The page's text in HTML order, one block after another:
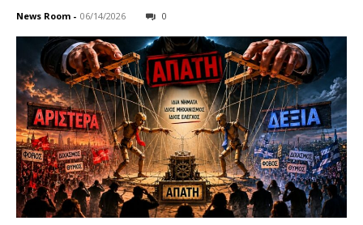
News Room - 06/14/2026 0